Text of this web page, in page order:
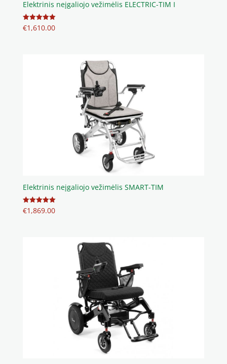
Elektrinis neįgaliojo vežimėlis ELECTRIC-TIM I
Įvertinimas:
5.00
€1,610.00
Elektrinis neįgaliojo vežimėlis SMART-TIM
Įvertinimas:
5.00
€1,869.00